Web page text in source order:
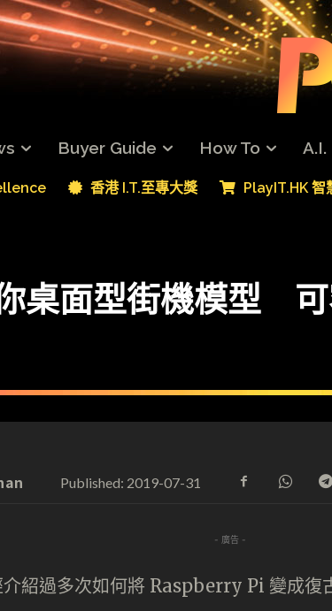
Buyer Guide How To A.I.
香港 I.T.至專大獎 PlayIT.HK 智
桌面型街機模型 可
Published: 2019-07-31
- 廣告 -
介紹過多次如何將 Raspberry Pi 變成復